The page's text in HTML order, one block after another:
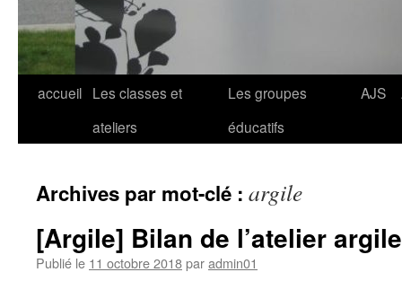
Aller
accueil Les classes et
ateliers
Les groupes
éducatifs
AJS
Archives par mot-clé : argile
[Argile] Bilan de l’atelier argile
Publié le 11 octobre 2018paradmin01